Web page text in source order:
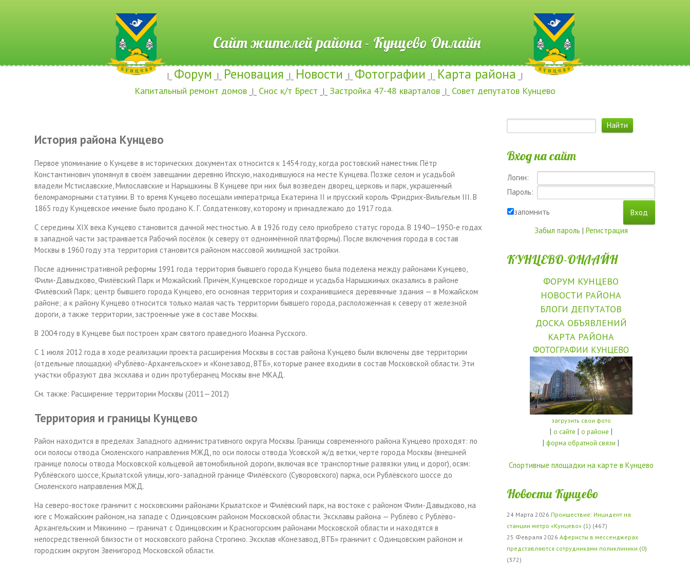
Сайт жителей района - Кунцево Онлайн
|_ Форум _|_ Реновация _|_ Новости _|_ Фотографии _|_ Карта района _|
Капитальный ремонт домов _|_ Снос к/т Брест _|_ Застройка 47-48 кварталов _|_ Совет депутатов Кунцево
История района Кунцево
Первое упоминание о Кунцеве в исторических документах относится к 1454 году, когда ростовский наместник Пётр
Константинович упомянул в своём завещании деревню Ипскую, находившуюся на месте Кунцева. Позже селом и усадьбой
владели Мстиславские, Милославские и Нарышкины. В Кунцеве при них был возведен дворец, церковь и парк, украшенный
беломраморными статуями. В то время Кунцево посещали императрица Екатерина II и прусский корольФридрих-Вильгельм III. В
1865 году Кунцевское имение было проданоК. Г. Солдатенкову, которому и принадлежало до 1917 года.
С середины XIX века Кунцево становится дачной местностью. А в 1926 году село приобрело статус города. В 1940—1950-е годах
в западной части застраивается Рабочий посёлок (к северу от одноимённой платформы). После включения города в состав
Москвы в 1960 году эта территория становится районом массовой жилищной застройки.
После административной реформы 1991 года территория бывшего города Кунцево была поделена между районами Кунцево,
Фили-Давыдково, Филёвский Парк иМожайский. Причём, Кунцевское городище и усадьба Нарышкиных оказались в районе
Филёвский Парк; центр бывшего города Кунцево, его основная территория и сохранившиеся деревянные здания — вМожайском
районе; а к району Кунцево относится только малая часть территории бывшего города, расположенная к северу от железной
дороги, а также территории, застроенные уже в составе Москвы.
В 2004 году в Кунцеве был построенхрам святого праведного Иоанна Русского.
С 1 июля 2012 года в ходе реализации проекта расширения Москвы в состав района Кунцево были включены две территории
(отдельные площадки) «Рублёво-Архангельское» и «Конезавод, ВТБ», которые ранее входили в состав Московской области. Эти
участки образуют два эксклава и один протуберанец Москвы вне МКАД.
См. также: Расширение территории Москвы (2011—2012)
Территория и границы Кунцево
Район находится в пределах Западного административного округа Москвы. Границы современного района Кунцево проходят: по
оси полосы отводаСмоленского направления МЖД, по оси полосы отвода Усовской ж/д ветки, черте города Москвы (внешней
границе полосы отвода Московской кольцевой автомобильной дороги, включая все транспортные развязки улиц и дорог), осям:
Рублёвского шоссе, Крылатской улицы, юго-западной границе Филёвского (Суворовского) парка, оси Рублёвского шоссе до
Смоленского направления МЖД.
На северо-востоке граничит с московскими районами Крылатское и Филёвский парк, на востоке с районом Фили-Давыдково, на
юге с Можайским районом, на западе с Одинцовским районом Московской области. Эксклавы района — Рублёво c Рублёво-
Архангельским и Мякинино — граничат с Одинцовским и Красногорским районами Московской области и находятся в
непосредственной близости от московского района Строгино. Эксклав «Конезавод, ВТБ» граничит с Одинцовским районом и
городским округом Звенигород Московской области.
Вход на сайт
Логин:
Пароль:
запомнить
Забыл пароль | Регистрация
КУНЦЕВО-ОНЛАЙН
ФОРУМ КУНЦЕВО
НОВОСТИ РАЙОНА
БЛОГИ ДЕПУТАТОВ
ДОСКА ОБЪЯВЛЕНИЙ
КАРТА РАЙОНА
ФОТОГРАФИИ КУНЦЕВО
загрузить свои фото
| о сайте | о районе |
|форма обратной связи |
Спортивные площадки на карте в Кунцево
Новости Кунцево
24 Марта 2026 Проишествие: Инцидент на
станции метро «Кунцево» (1) (467)
25 Февраля 2026 Аферисты в мессенджерах
представляются сотрудниками поликлиники (0)
(372)